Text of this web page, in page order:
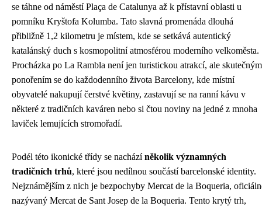
se táhne od náměstí Plaça de Catalunya až k přístavní oblasti u
pomníku Kryštofa Kolumba. Tato slavná promenáda dlouhá
přibližně 1,2 kilometru je místem, kde se setkává autentický
katalánský duch s kosmopolitní atmosférou moderního velkoměsta.
Procházka po La Rambla není jen turistickou atrakcí, ale skutečným
ponořením se do každodenního života Barcelony, kde místní
obyvatelé nakupují čerstvé květiny, zastavují se na ranní kávu v
některé z tradičních kaváren nebo si čtou noviny na jedné z mnoha
laviček lemujících stromořadí.
Podél této ikonické třídy se nacházíněkolik významných
tradičních trhů, které jsou nedílnou součástí barcelonské identity.
Nejznámějším z nich je bezpochyby Mercat de la Boqueria,
nazývaný Mercat de Sant Josep de la Boqueria. Tento krytý trh,